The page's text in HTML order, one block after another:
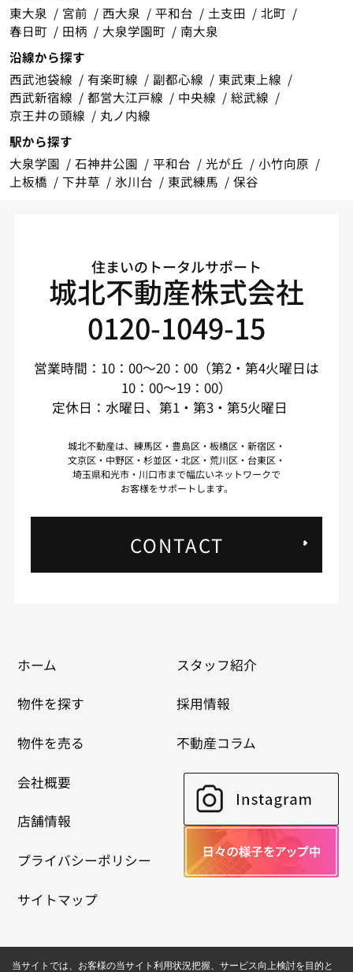
東大泉
宮前 西大泉 平和台 土支田
北町
春日町
田柄 大泉学園町
南大泉
沿線から探す
西武池袋線
有楽町線 副都心線
東武東上線
西武新宿線
都営大江戸線 中央線
総武線
京王井の頭線
丸ノ内線
駅から探す
大泉学園
石神井公園 平和台 光が丘
小竹向原
上板橋
下井草 氷川台 東武練馬 保谷
住まいのトータルサポート
城北不動産株式会社
0120-1049-15
営業時間：10：00～20：00（第2・第4火曜日は
10：00～19：00）
定休日：水曜日、第1・第3・第5火曜日
城北不動産は、練馬区・豊島区・板橋区・新宿区・
文京区・中野区・杉並区・北区・荒川区・台東区・
埼玉県和光市・川口市まで幅広いネットワークで
お客様をサポートします。
CONTACT
ホーム
物件を探す
物件を売る
会社概要
店舗情報
プライバシーポリシー
サイトマップ
スタッフ紹介
採用情報
不動産コラム
当サイトでは、お客様の当サイト利用状況把握、サービス向上検討を目的と